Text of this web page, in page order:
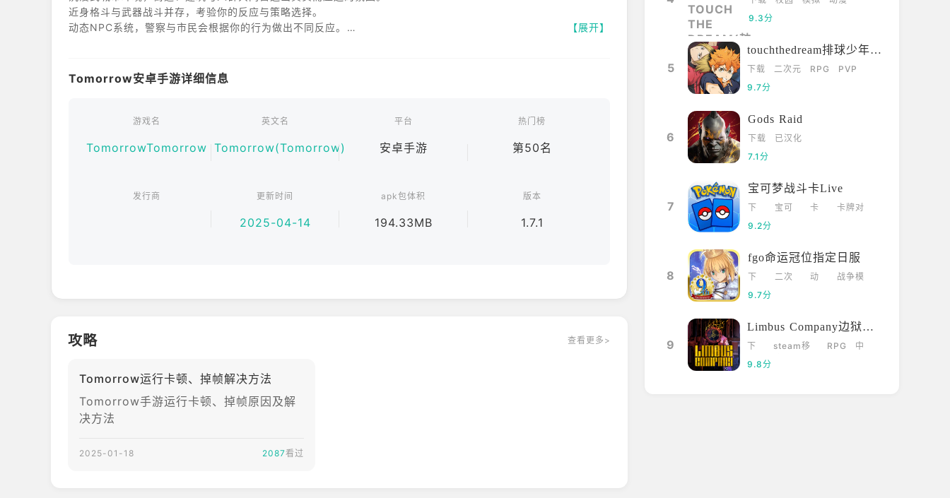
近身格斗与武器战斗并存，考验你的反应与策略选择。
动态NPC系统，警察与市民会根据你的行为做出不同反应。
《Tomorrow》并非单纯的暴力游戏，而是一场关于城市、生存与选择的体验。在不断变化的世界中，你能否掌控当
【展开】
Tomorrow安卓手游详细信息
游戏名
TomorrowTomorrow
英文名
Tomorrow(Tomorrow)
平台
安卓手游
热门榜
第50名
发行商 更新时间
2025-04-14
apk包体积
194.33MB
版本
1.7.1
攻略 查看更多>
Tomorrow运行卡顿、掉帧解决方法
Tomorrow手游运行卡顿、掉帧原因及解
决方法
2025-01-18 2087看过
9.3分
5
touchthedream排球少年日服
下载 二次元 RPG
PVP
9.7分
6
Gods Raid
下载
已汉化
7.1分
7
宝可梦战斗卡Live
下
载
宝可
卡
卡牌对
9.2分
8
fgo命运冠位指定日服
下
载
二次
动
战争模
9.7分
9
Limbus Company边狱巴士
下
载
steam移
RPG
中
9.8分